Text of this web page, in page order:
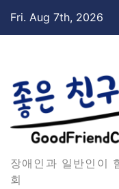
Fri. Aug 7th, 2026
장애인과 일반인이
회